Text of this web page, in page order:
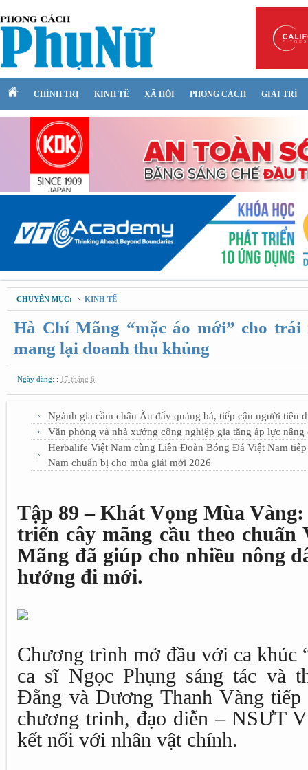
CHÍNH TRỊ KINH TẾ XÃ HỘI PHONG CÁCH GIẢI TRÍ
CHUYÊN MỤC: KINH TẾ
Hà Chí Mãng “mặc áo mới” cho trái
mang lại doanh thu khủng
Ngày đăng: : 17 tháng 6
Ngành gia cầm châu Âu đẩy quảng bá, tiếp cận người tiêu
Văn phòng và nhà xưởng công nghiệp gia tăng áp lực nâng
Herbalife Việt Nam cùng Liên Đoàn Bóng Đá Việt Nam
Nam chuẩn bị cho mùa giải mới 2026
Tập 89 – Khát Vọng Mùa
triển cây mãng cầu theo
Mãng đã giúp cho nhiều nông
hướng đi mới.
Chương trình mở đầu với ca khúc
ca sĩ Ngọc Phụng sáng tác và
Đằng và Dương Thanh Vàng
chương trình, đạo diễn – NSƯT
kết nối với nhân vật chính.